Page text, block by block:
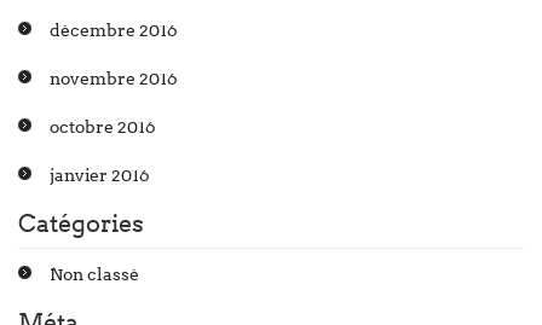
décembre 2016
novembre 2016
octobre 2016
janvier 2016
Catégories
Non classé